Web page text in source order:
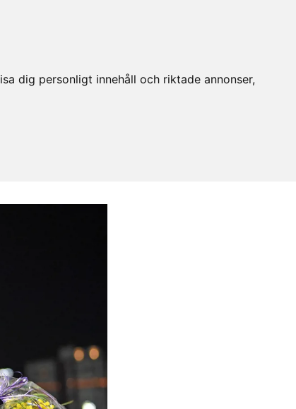
dig personligt innehåll och riktade annonser,